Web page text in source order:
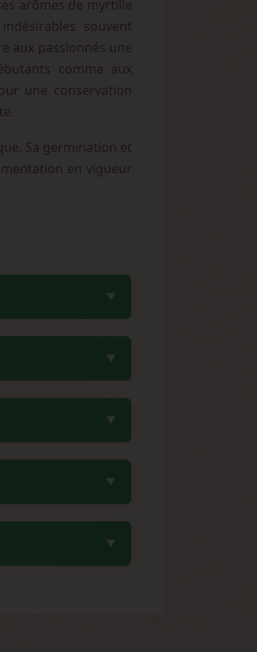
arômes de myrtille
souvent
aux passionnés une
comme aux
une conservation
Sa germination et
en vigueur
définies de cette
comme le
avec des sachets
génétique et le
début octobre.